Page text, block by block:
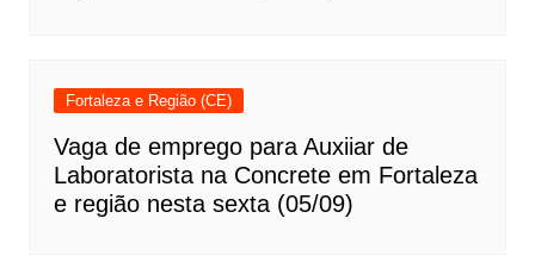
Fortaleza e Região (CE)
Vaga de emprego para Auxiiar de
Laboratorista na Concrete em Fortaleza
e região nesta sexta (05/09)